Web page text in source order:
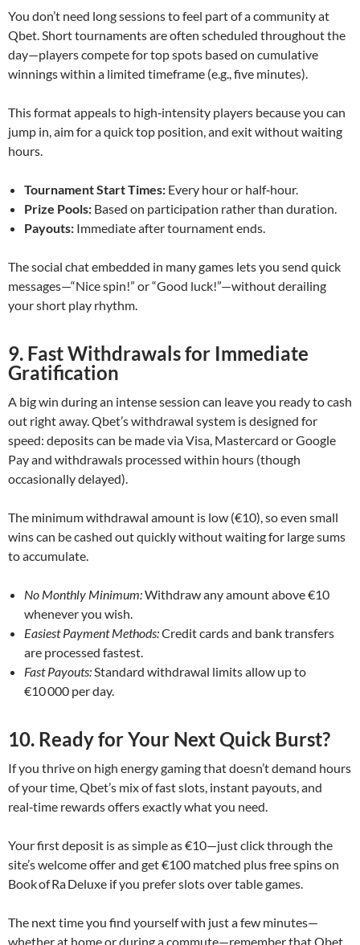
You don’t need long sessions to feel part of a community at
Qbet. Short tournaments are often scheduled throughout the
day—players compete for top spots based on cumulative
winnings within a limited timeframe (e.g., five minutes).
This format appeals to high‑intensity players because you can
jump in, aim for a quick top position, and exit without waiting
hours.
Tournament Start Times: Every hour or half‑hour.
Prize Pools: Based on participation rather than duration.
Payouts: Immediate after tournament ends.
The social chat embedded in many games lets you send quick
messages—“Nice spin!” or “Good luck!”—without derailing
your short play rhythm.
9. Fast Withdrawals for Immediate
Gratification
A big win during an intense session can leave you ready to cash
out right away. Qbet’s withdrawal system is designed for
speed: deposits can be made via Visa, Mastercard or Google
Pay and withdrawals processed within hours (though
occasionally delayed).
The minimum withdrawal amount is low (€10), so even small
wins can be cashed out quickly without waiting for large sums
to accumulate.
No Monthly Minimum:Withdraw any amount above €10
whenever you wish.
Easiest Payment Methods:Credit cards and bank transfers
are processed fastest.
Fast Payouts:Standard withdrawal limits allow up to
€10 000 per day.
10. Ready for Your Next Quick Burst?
If you thrive on high energy gaming that doesn’t demand hours
of your time, Qbet’s mix of fast slots, instant payouts, and
real‑time rewards offers exactly what you need.
Your first deposit is as simple as €10—just click through the
site’s welcome offer and get €100 matched plus free spins on
Book of Ra Deluxe if you prefer slots over table games.
The next time you find yourself with just a few minutes—
whether at home or during a commute—remember that Qbet